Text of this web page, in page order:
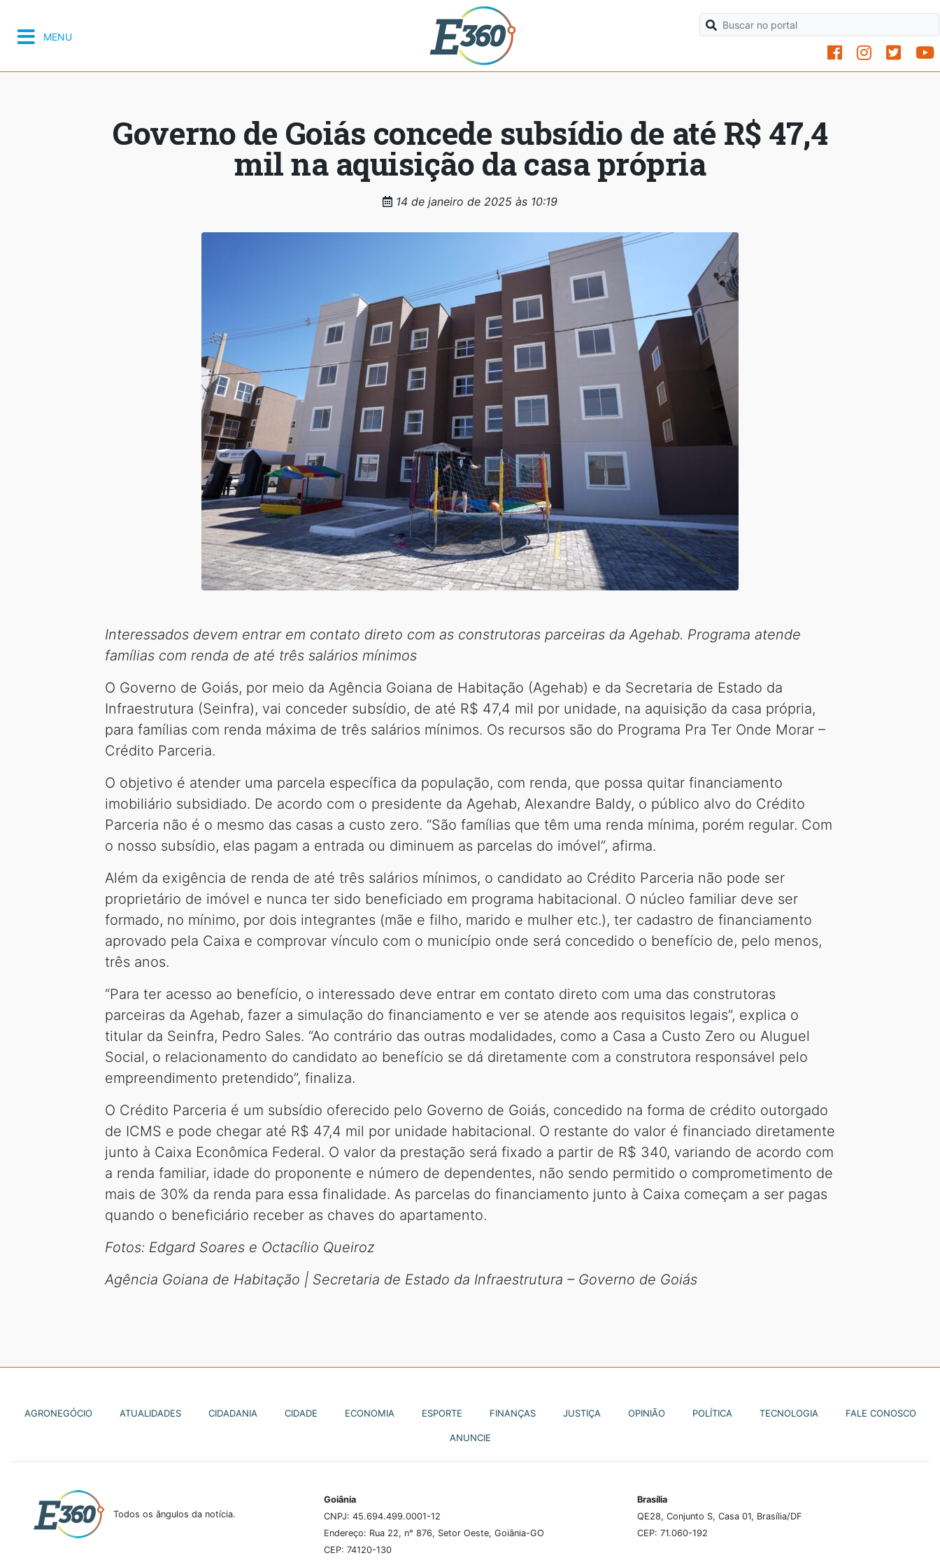
MENU
Governo de Goiás concede subsídio de até R$ 47,4
mil na aquisição da casa própria
14 de janeiro de 2025 às 10:19
Interessados devem entrar em contato direto com as construtoras parceiras da Agehab. Programa atende
famílias com renda de até três salários mínimos
O Governo de Goiás, por meio da Agência Goiana de Habitação (Agehab) e da Secretaria de Estado da
Infraestrutura (Seinfra), vai conceder subsídio, de até R$ 47,4 mil por unidade, na aquisição da casa própria,
para famílias com renda máxima de três salários mínimos. Os recursos são do Programa Pra Ter Onde Morar –
Crédito Parceria.
O objetivo é atender uma parcela específica da população, com renda, que possa quitar financiamento
imobiliário subsidiado. De acordo com o presidente da Agehab, Alexandre Baldy, o público alvo do Crédito
Parceria não é o mesmo das casas a custo zero. “São famílias que têm uma renda mínima, porém regular. Com
o nosso subsídio, elas pagam a entrada ou diminuem as parcelas do imóvel”, afirma.
Além da exigência de renda de até três salários mínimos, o candidato ao Crédito Parceria não pode ser
proprietário de imóvel e nunca ter sido beneficiado em programa habitacional. O núcleo familiar deve ser
formado, no mínimo, por dois integrantes (mãe e filho, marido e mulher etc.), ter cadastro de financiamento
aprovado pela Caixa e comprovar vínculo com o município onde será concedido o benefício de, pelo menos,
três anos.
“Para ter acesso ao benefício, o interessado deve entrar em contato direto com uma das construtoras
parceiras da Agehab, fazer a simulação do financiamento e ver se atende aos requisitos legais”, explica o
titular da Seinfra, Pedro Sales. “Ao contrário das outras modalidades, como a Casa a Custo Zero ou Aluguel
Social, o relacionamento do candidato ao benefício se dá diretamente com a construtora responsável pelo
empreendimento pretendido”, finaliza.
O Crédito Parceria é um subsídio oferecido pelo Governo de Goiás, concedido na forma de crédito outorgado
de ICMS e pode chegar até R$ 47,4 mil por unidade habitacional. O restante do valor é financiado diretamente
junto à Caixa Econômica Federal. O valor da prestação será fixado a partir de R$ 340, variando de acordo com
a renda familiar, idade do proponente e número de dependentes, não sendo permitido o comprometimento de
mais de 30% da renda para essa finalidade. As parcelas do financiamento junto à Caixa começam a ser pagas
quando o beneficiário receber as chaves do apartamento.
Fotos: Edgard Soares e Octacílio Queiroz
Agência Goiana de Habitação | Secretaria de Estado da Infraestrutura – Governo de Goiás
AGRONEGÓCIO ATUALIDADES CIDADANIA CIDADE ECONOMIA ESPORTE FINANÇAS JUSTIÇA OPINIÃO POLÍTICA TECNOLOGIA FALE CONOSCO
ANUNCIE
Todos os ângulos da notícia.
Goiânia
CNPJ: 45.694.499.0001-12
Endereço: Rua 22, n° 876, Setor Oeste, Goiânia-GO
CEP: 74120-130
Brasília
QE28, Conjunto S, Casa 01, Brasília/DF
CEP: 71.060-192